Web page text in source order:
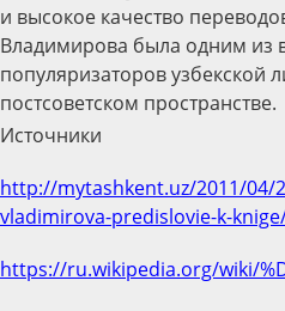
и высокое качество
Владимирова была одним из
популяризаторов узбекской
постсоветском пространстве.
Источники
http://mytashkent.uz/2011/04/
vladimirova-predislovie-k-
https://ru.wikipedia.org/wiki/